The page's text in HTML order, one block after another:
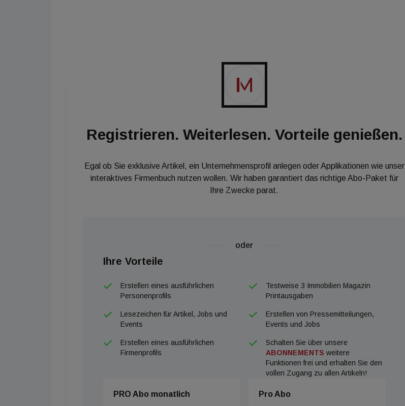
Für die Vermarktung ist Colliers International Deutschland verantwortlich.
Registrieren. Weiterlesen. Vorteile genießen.
Egal ob Sie exklusive Artikel, ein Unternehmensprofil anlegen oder Applikationen wie unser
interaktives Firmenbuch nutzen wollen. Wir haben garantiert das richtige Abo-Paket für
Ihre Zwecke parat.
oder
Ihre Vorteile
Erstellen eines ausführlichen
Personenprofils
Testweise 3 Immobilien Magazin
Printausgaben
Lesezeichen für Artikel, Jobs und
Events
Erstellen von Pressemitteilungen,
Events und Jobs
Erstellen eines ausführlichen
Firmenprofils
Schalten Sie über unsere
ABONNEMENTS weitere
Funktionen frei und erhalten Sie den
vollen Zugang zu allen Artikeln!
PRO Abo monatlich
Pro Abo